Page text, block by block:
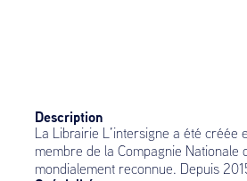
Description
La Librairie L’intersigne a été
membre de la Compagnie Nationale
mondialement reconnue. Depuis